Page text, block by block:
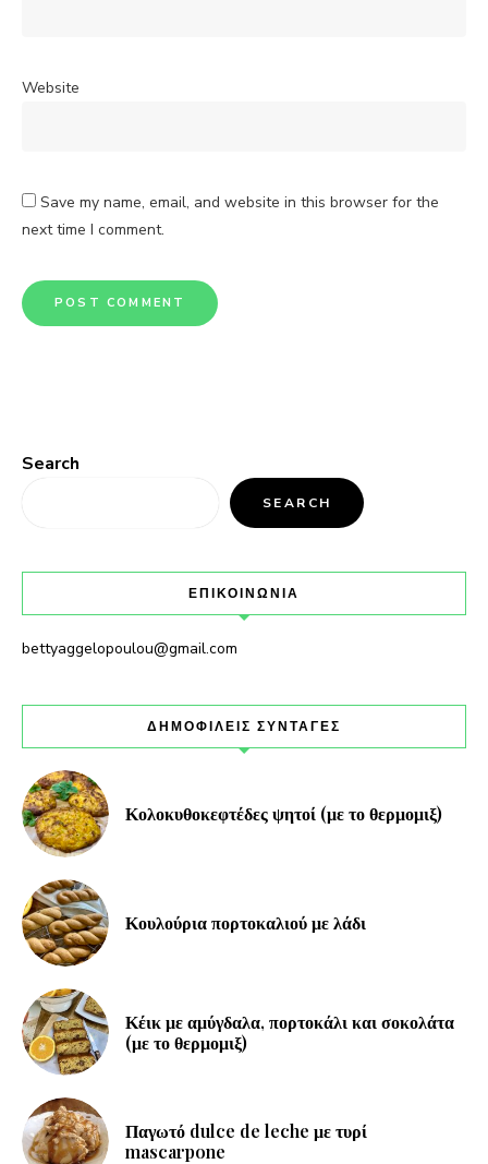
Website
Save my name, email, and website in this browser for the
next time I comment.
Search
SEARCH
ΕΠΙΚΟΙΝΩΝΙΑ
bettyaggelopoulou@gmail.com
ΔΗΜΟΦΙΛΕΙΣ ΣΥΝΤΑΓΕΣ
Κολοκυθοκεφτέδες ψητοί (με το θερμομιξ)
Κουλούρια πορτοκαλιού με λάδι
Κέικ με αμύγδαλα, πορτοκάλι και σοκολάτα
(με το θερμομιξ)
Παγωτό dulce de leche με τυρί
mascarpone